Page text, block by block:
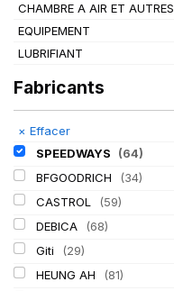
CHAMBRE A AIR ET AUTRES
EQUIPEMENT
LUBRIFIANT
Fabricants
× Effacer
SPEEDWAYS
(64)
BFGOODRICH
(34)
CASTROL
(59)
DEBICA
(68)
Giti
(29)
HEUNG AH
(81)